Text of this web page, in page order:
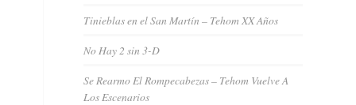
Tinieblas en el San Martín – Tehom XX Años
No Hay 2 sin 3-D
Se Rearmo El Rompecabezas – Tehom Vuelve A
Los Escenarios